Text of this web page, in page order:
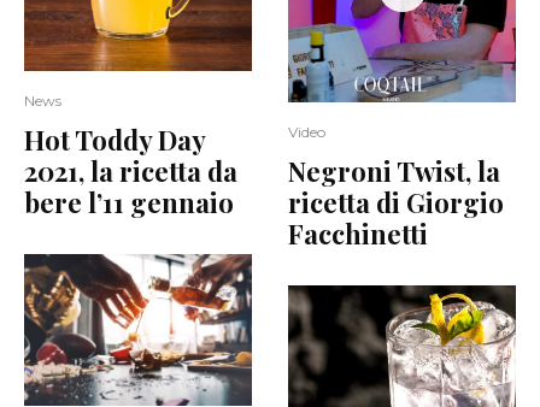
News
Hot Toddy Day
2021, la ricetta da
bere l’11 gennaio
Video
Negroni Twist, la
ricetta di Giorgio
Facchinetti